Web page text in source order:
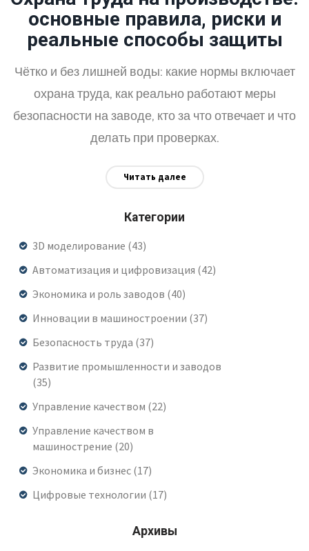
основные правила, риски и
реальные способы защиты
Чётко и без лишней воды: какие нормы включает
охрана труда, как реально работают меры
безопасности на заводе, кто за что отвечает и что
делать при проверках.
Читать далее
Категории
3D моделирование (43)
Автоматизация и цифровизация (42)
Экономика и роль заводов (40)
Инновации в машиностроении (37)
Безопасность труда (37)
Развитие промышленности и заводов
(35)
Управление качеством (22)
Управление качеством в
машинострение (20)
Экономика и бизнес (17)
Цифровые технологии (17)
Архивы